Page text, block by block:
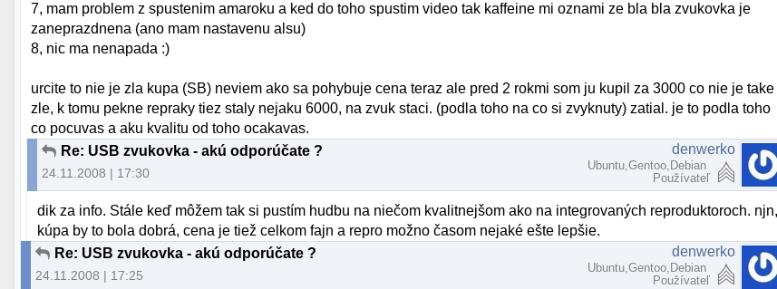
7, mam problem z spustenim amaroku a ked do toho spustim video tak kaffeine mi oznami ze bla bla zvukovka je
zaneprazdnena (ano mam nastavenu alsu)
8, nic ma nenapada :)
urcite to nie je zla kupa (SB) neviem ako sa pohybuje cena teraz ale pred 2 rokmi som ju kupil za 3000 co nie je take
zle, k tomu pekne repraky tiez staly nejaku 6000, na zvuk staci. (podla toho na co si zvyknuty) zatial. je to podla toho
co pocuvas a aku kvalitu od toho ocakavas.
Re: USB zvukovka - akú odporúčate ?
24.11.2008 | 17:30
denwerko
Ubuntu,Gentoo,Debian
Používateľ
dik za info. Stále keď môžem tak si pustím hudbu na niečom kvalitnejšom ako na integrovaných reproduktoroch. njn,
kúpa by to bola dobrá, cena je tiež celkom fajn a repro možno časom nejaké ešte lepšie.
Re: USB zvukovka - akú odporúčate ?
24.11.2008 | 17:25
denwerko
Ubuntu,Gentoo,Debian
Používateľ